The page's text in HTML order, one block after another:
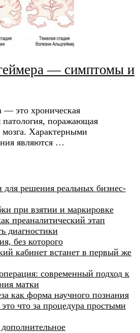
— симптомы и
— это хроническая
патология, поражающая
мозга. Характерными
являются …
решения реальных бизнес-
при взятии и маркировке
преаналитический этап
диагностики
без которого
кабинет встанет в первый же
современный подход к
матки
как форма научного познания
что за процедура простыми